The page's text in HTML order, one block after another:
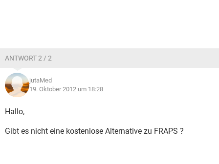
ANTWORT 2 / 2
jutaMed
19. Oktober 2012 um 18:28
Hallo,
Gibt es nicht eine kostenlose Alternative zu FRAPS ?